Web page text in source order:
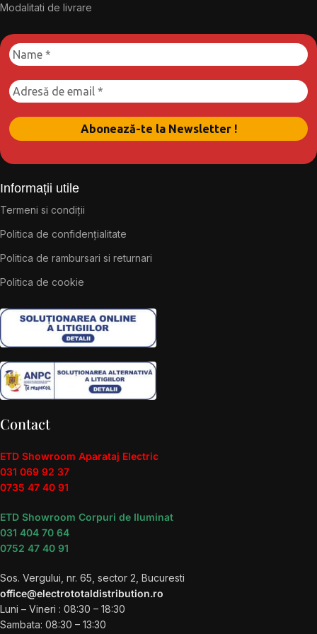
Modalitati de livrare
Informații utile
Termeni si condiții
Politica de confidențialitate
Politica de rambursari si returnari
Politica de cookie
Contact
ETD Showroom Aparataj Electric
031 069 92 37
0735 47 40 91
ETD Showroom Corpuri de Iluminat
031 404 70 64
0752 47 40 91
Sos. Vergului, nr. 65, sector 2, Bucuresti
office@electrototaldistribution.ro
Luni – Vineri : 08:30 – 18:30
Sambata: 08:30 – 13:30